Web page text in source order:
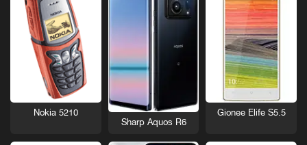
Gionee Elife S5.5
Sharp Aquos R6
Nokia 5210